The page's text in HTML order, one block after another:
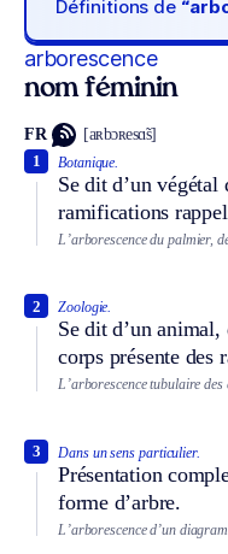
Définitions de
arborescence
nom féminin
FR [aʀbɔʀesɑ̃s]
Botanique.
Se dit d’un végétal
ramifications
1
L’arborescence du palmier,
Zoologie.
Se dit d’un
corps présente des
2
L’arborescence tubulaire des
Dans un sens particulier.
Présentation
forme d’arbre.
3
L’arborescence d’un